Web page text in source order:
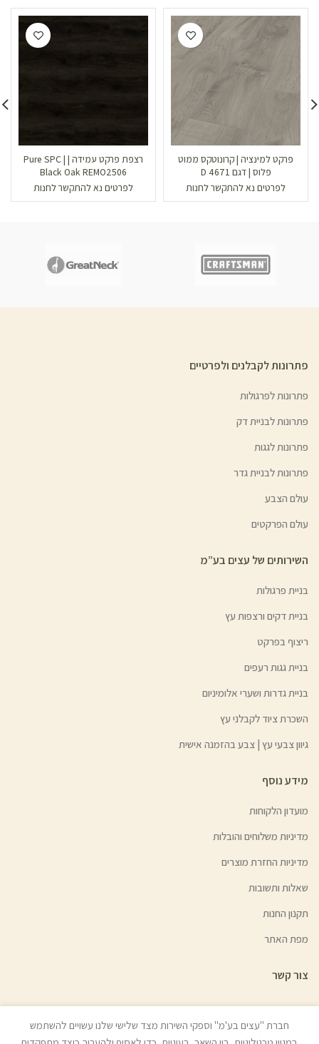
פרקט למינציה | קרונוטקס ממוט
פלוס | דגם D 4671
לפרטים נא להתקשר לחנות
רצפת פרקט עמידה | Pure SPC |
Black Oak REMO2506
לפרטים נא להתקשר לחנות
פתרונות לקבלנים ולפרטיים
פתרונות לפרגולות
פתרונות לבניית דק
פתרונות לגגות
פתרונות לבניית גדר
עולם הצבע
עולם הפרקטים
השירותים של עצים בע”מ
בניית פרגולות
בניית דקים ורצפות עץ
ריצוף בפרקט
בניית גגות רעפים
בניית גדרות ושערי אלומיניום
השכרת ציוד לקבלני עץ
גיוון צבעי עץ | צבע בהזמנה אישית
מידע נוסף
מועדון הלקוחות
מדיניות משלוחים והובלות
מדיניות החזרת מוצרים
שאלות ותשובות
תקנון החנות
מפת האתר
צור קשר
חברת "עצים בע'מ" וספקי השירות מצד שלישי שלנו עשויים להשתמש